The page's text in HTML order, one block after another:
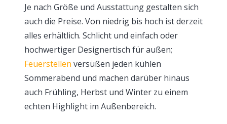
Je nach Größe und Ausstattung gestalten sich
auch die Preise. Von niedrig bis hoch ist derzeit
alles erhältlich. Schlicht und einfach oder
hochwertiger Designertisch für außen;
Feuerstellen versüßen jeden kühlen
Sommerabend und machen darüber hinaus
auch Frühling, Herbst und Winter zu einem
echten Highlight im Außenbereich.